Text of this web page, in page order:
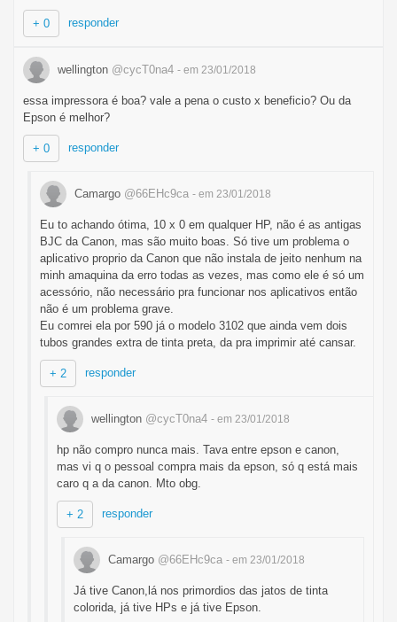
+ 0 responder
wellington @cycT0na4 - em 23/01/2018
essa impressora é boa? vale a pena o custo x beneficio? Ou da
Epson é melhor?
+ 0 responder
Camargo @66EHc9ca - em 23/01/2018
Eu to achando ótima, 10 x 0 em qualquer HP, não é as antigas
BJC da Canon, mas são muito boas. Só tive um problema o
aplicativo proprio da Canon que não instala de jeito nenhum na
minh amaquina da erro todas as vezes, mas como ele é só um
acessório, não necessário pra funcionar nos aplicativos então
não é um problema grave.
Eu comrei ela por 590 já o modelo 3102 que ainda vem dois
tubos grandes extra de tinta preta, da pra imprimir até cansar.
+ 2 responder
wellington @cycT0na4 - em 23/01/2018
hp não compro nunca mais. Tava entre epson e canon,
mas vi q o pessoal compra mais da epson, só q está mais
caro q a da canon. Mto obg.
+ 2 responder
Camargo @66EHc9ca - em 23/01/2018
Já tive Canon,lá nos primordios das jatos de tinta
colorida, já tive HPs e já tive Epson.